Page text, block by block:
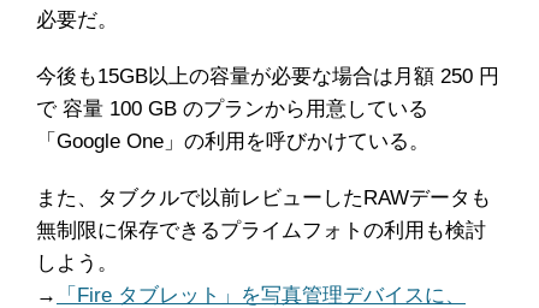
必要だ。
今後も15GB以上の容量が必要な場合は月額 250 円
で 容量 100 GB のプランから用意している
「Google One」の利用を呼びかけている。
また、タブクルで以前レビューしたRAWデータも
無制限に保存できるプライムフォトの利用も検討
しよう。
→
「Fire タブレット」を写真管理デバイスに、